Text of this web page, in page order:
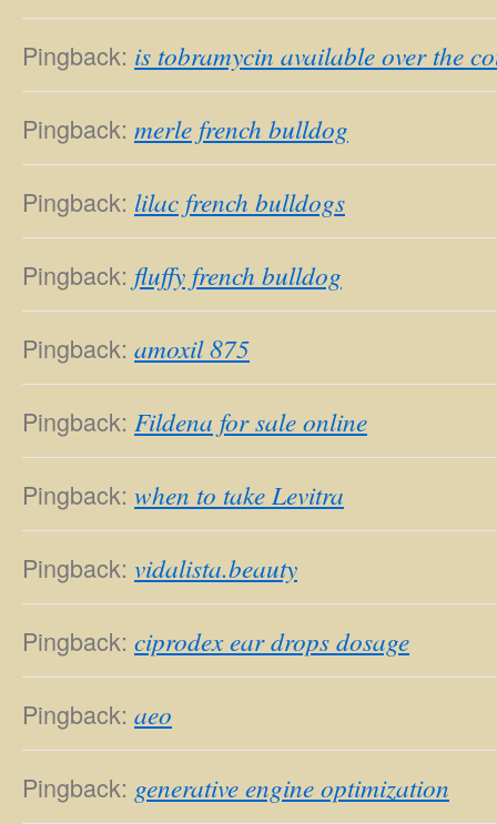
Pingback: is tobramycin available over the
Pingback: merle french bulldog
Pingback: lilac french bulldogs
Pingback: fluffy french bulldog
Pingback: amoxil 875
Pingback: Fildena for sale online
Pingback: when to take Levitra
Pingback: vidalista.beauty
Pingback: ciprodex ear drops dosage
Pingback: aeo
Pingback: generative engine optimization